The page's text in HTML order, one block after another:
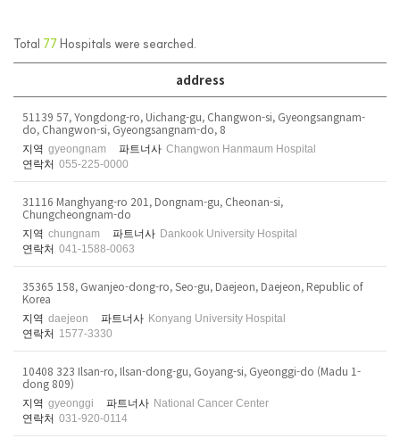
Total 77 Hospitals were searched.
address
51139 57, Yongdong-ro, Uichang-gu, Changwon-si, Gyeongsangnam-
do, Changwon-si, Gyeongsangnam-do, 8
지역 gyeongnam 파트너사 Changwon Hanmaum Hospital
연락처 055-225-0000
31116 Manghyang-ro 201, Dongnam-gu, Cheonan-si,
Chungcheongnam-do
지역 chungnam 파트너사 Dankook University Hospital
연락처 041-1588-0063
35365 158, Gwanjeo-dong-ro, Seo-gu, Daejeon, Daejeon, Republic of
Korea
지역 daejeon 파트너사 Konyang University Hospital
연락처 1577-3330
10408 323 Ilsan-ro, Ilsan-dong-gu, Goyang-si, Gyeonggi-do (Madu 1-
dong 809)
지역 gyeonggi 파트너사 National Cancer Center
연락처 031-920-0114